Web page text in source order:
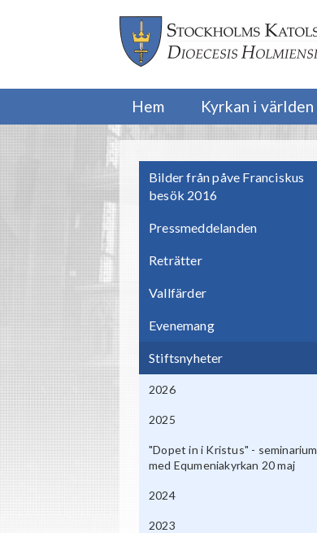
Hem Kyrkan i världen
Bilder från påve Franciskus
besök 2016
Pressmeddelanden
Reträtter
Vallfärder
Evenemang
Stiftsnyheter
2026
2025
"Dopet in i Kristus" - seminarium
med Equmeniakyrkan 20 maj
2024
2023